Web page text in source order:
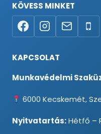
KÖVESS MINKET
KAPCSOLAT
Munkavédelmi
6000 Kecskemét,
Nyitvatartás:Hétfő –